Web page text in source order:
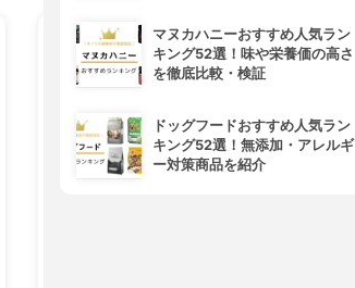
4位
マヌカハニーおすすめ人気ラン
キング52選！味や栄養価の高さ
を徹底比較・検証
ドッグフードおすすめ人気ラン
キング52選！無添加・アレルギ
ー対策商品を紹介